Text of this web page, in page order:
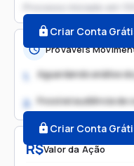
R$Valor da Ação
Processo iniciado em
Criar Conta
Prováveis
1. Aguardando análise
2. Possível audiência de
Criar Conta